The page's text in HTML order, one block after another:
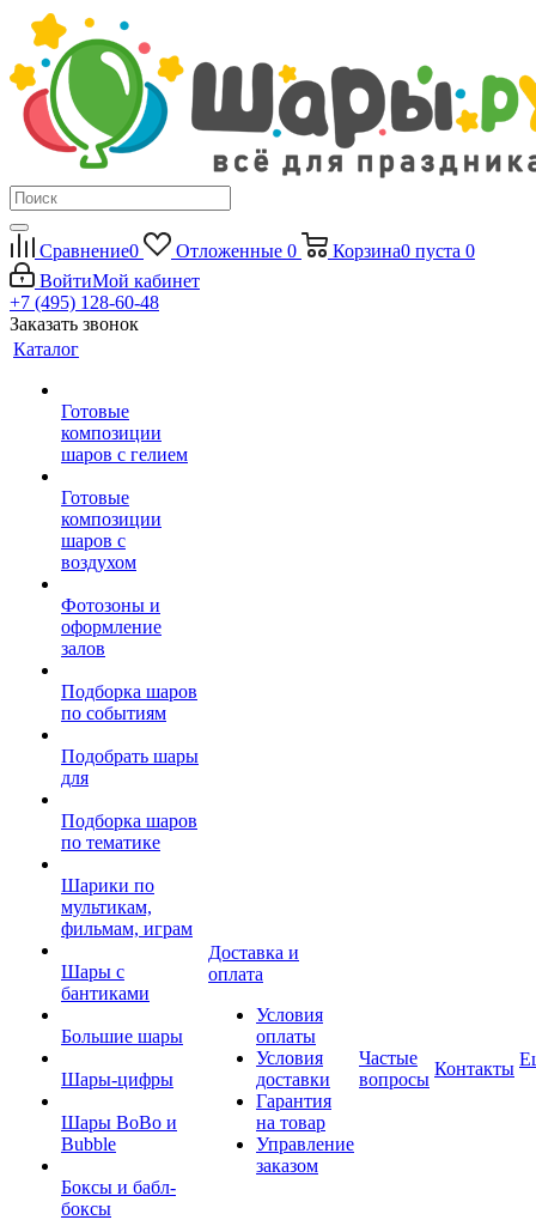
Сравнение0 Отложенные 0 Корзина0 пуста 0
ВойтиМой кабинет
+7 (495) 128-60-48
Заказать звонок
Каталог
Готовые
композиции
шаров с гелием
Готовые
композиции
шаров с
воздухом
Фотозоны и
оформление
залов
Подборка шаров
по событиям
Подобрать шары
для
Подборка шаров
по тематике
Шарики по
мультикам,
фильмам, играм
Шары с
бантиками
Большие шары
Шары-цифры
Шары BoBo и
Bubble
Боксы и бабл-
боксы
Доставка и
оплата
Условия
оплаты
Условия
доставки
Гарантия
на товар
Управление
заказом
Частые
вопросы
Контакты